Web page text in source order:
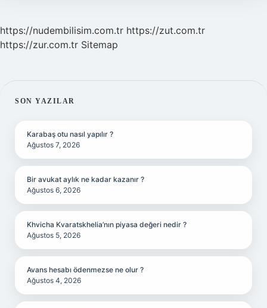
https://nudembilisim.com.tr https://zut.com.tr
https://zur.com.tr Sitemap
SIDEBAR
SON YAZILAR
Karabaş otu nasıl yapılır ?
Ağustos 7, 2026
Bir avukat aylık ne kadar kazanır ?
Ağustos 6, 2026
Khvicha Kvaratskhelia’nın piyasa değeri nedir ?
Ağustos 5, 2026
Avans hesabı ödenmezse ne olur ?
Ağustos 4, 2026